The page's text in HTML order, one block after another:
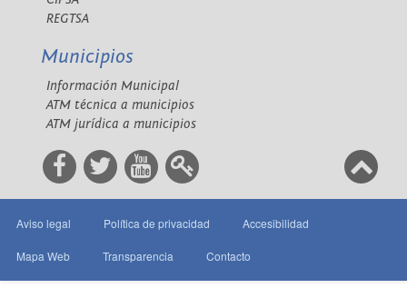
REGTSA
Municipios
Información Municipal
ATM técnica a municipios
ATM jurídica a municipios
Aviso legal Política de privacidad Accesibilidad
Mapa Web Transparencia Contacto